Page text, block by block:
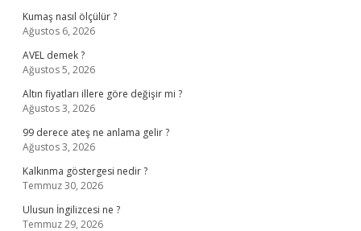
Kumaş nasıl ölçülür ?
Ağustos 6, 2026
AVEL demek ?
Ağustos 5, 2026
Altın fiyatları illere göre değişir mi ?
Ağustos 3, 2026
99 derece ateş ne anlama gelir ?
Ağustos 3, 2026
Kalkınma göstergesi nedir ?
Temmuz 30, 2026
Ulusun İngilizcesi ne ?
Temmuz 29, 2026